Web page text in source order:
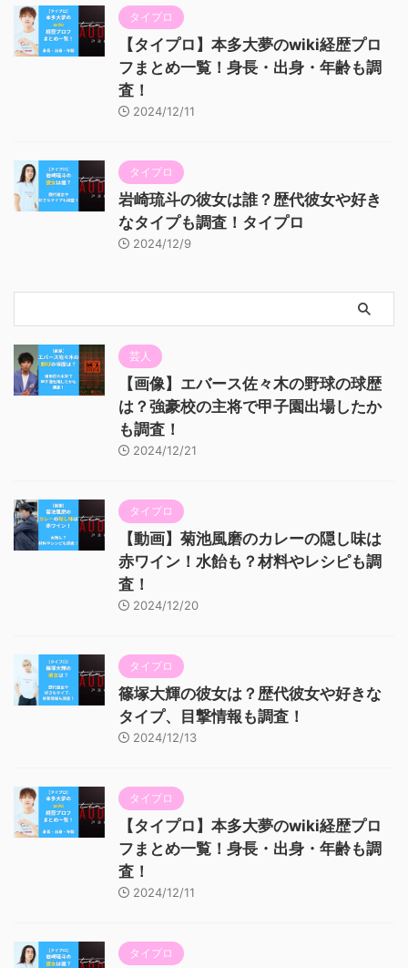
タイプロ
【タイプロ】本多大夢のwiki経歴プロ
フまとめ一覧！身長・出身・年齢も調
査！
2024/12/11
タイプロ
岩崎琉斗の彼女は誰？歴代彼女や好き
なタイプも調査！タイプロ
2024/12/9
芸人
【画像】エバース佐々木の野球の球歴
は？強豪校の主将で甲子園出場したか
も調査！
2024/12/21
タイプロ
【動画】菊池風磨のカレーの隠し味は
赤ワイン！水飴も？材料やレシピも調
査！
2024/12/20
タイプロ
篠塚大輝の彼女は？歴代彼女や好きな
タイプ、目撃情報も調査！
2024/12/13
タイプロ
【タイプロ】本多大夢のwiki経歴プロ
フまとめ一覧！身長・出身・年齢も調
査！
2024/12/11
タイプロ